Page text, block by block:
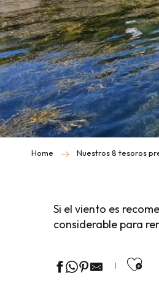
Home Nuestros 8 tesoros
Si el viento es
considerable para